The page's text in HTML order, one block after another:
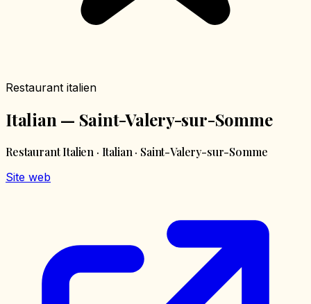
Restaurant italien
Italian — Saint-Valery-sur-Somme
Restaurant Italien · Italian · Saint-Valery-sur-Somme
Site web